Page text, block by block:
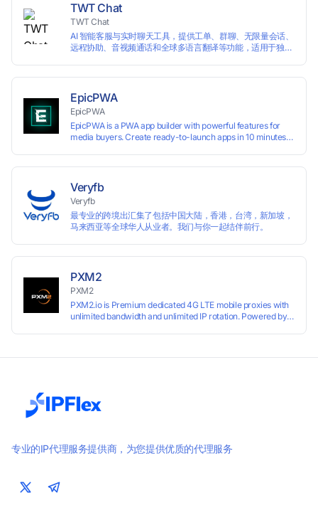
TWT Chat
TWT Chat
AI 智能客服与实时聊天工具，提供工单、群聊、无限量会话、
远程协助、音视频通话和全球多语言翻译等功能，适用于独立
EpicPWA
EpicPWA
EpicPWA is a PWA app builder with powerful features for
media buyers. Create ready-to-launch apps in 10 minutes
Veryfb
Veryfb
最专业的跨境出汇集了包括中国大陆，香港，台湾，新加坡，
马来西亚等全球华人从业者。我们与你一起结伴前行。
PXM2
PXM2
PXM2.io is Premium dedicated 4G LTE mobile proxies with
unlimited bandwidth and unlimited IP rotation. Powered by
专业的IP代理服务提供商，为您提供优质的代理服务